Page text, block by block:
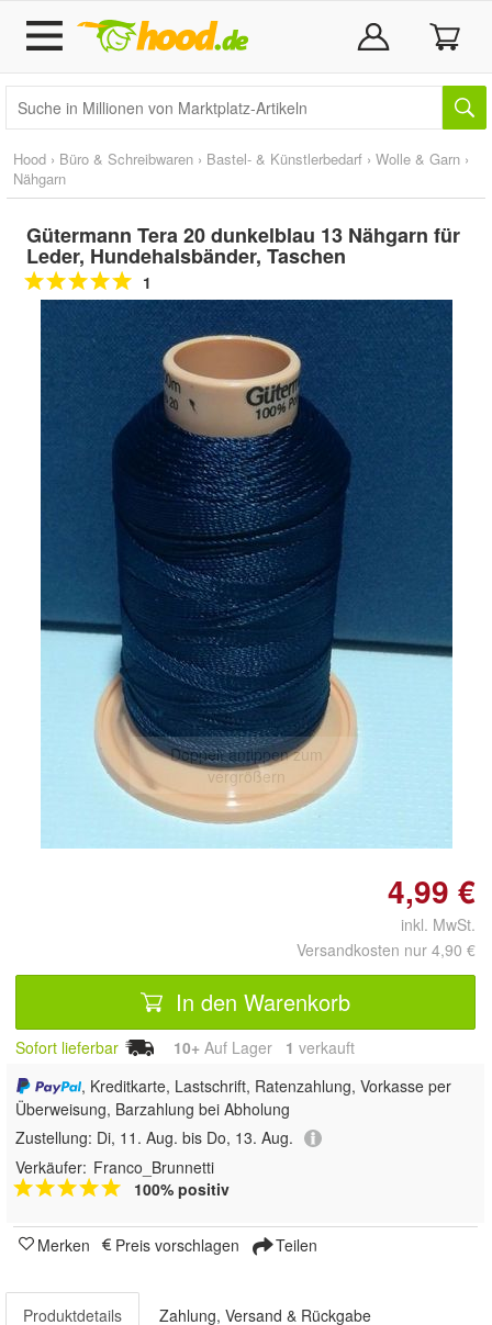
Hood › Büro & Schreibwaren › Bastel- & Künstlerbedarf › Wolle & Garn ›
Nähgarn
Gütermann Tera 20 dunkelblau 13 Nähgarn für
Leder, Hundehalsbänder, Taschen
1
Doppelt antippen zum
vergrößern
4,99 €
inkl. MwSt.
Versandkosten nur 4,90 €
In den Warenkorb
Sofort lieferbar 10+ Auf Lager 1 verkauft
, Kreditkarte, Lastschrift, Ratenzahlung, Vorkasse per
Überweisung, Barzahlung bei Abholung
Zustellung: Di, 11. Aug. bis Do, 13. Aug.
Verkäufer: Franco_Brunnetti
100% positiv
Merken Preis vorschlagen Teilen
Produktdetails Zahlung, Versand & Rückgabe